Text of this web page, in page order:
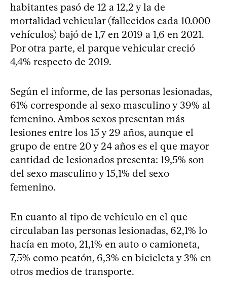
habitantes pasó de 12 a 12,2 y la de
mortalidad vehicular (fallecidos cada 10.000
vehículos) bajó de 1,7 en 2019 a 1,6 en 2021.
Por otra parte, el parque vehicular creció
4,4% respecto de 2019.
Según el informe, de las personas lesionadas,
61% corresponde al sexo masculino y 39% al
femenino. Ambos sexos presentan más
lesiones entre los 15 y 29 años, aunque el
grupo de entre 20 y 24 años es el que mayor
cantidad de lesionados presenta: 19,5% son
del sexo masculino y 15,1% del sexo
femenino.
En cuanto al tipo de vehículo en el que
circulaban las personas lesionadas, 62,1% lo
hacía en moto, 21,1% en auto o camioneta,
7,5% como peatón, 6,3% en bicicleta y 3% en
otros medios de transporte.